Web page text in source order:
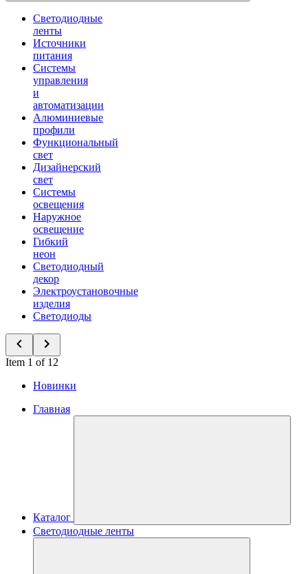
Светодиодные
ленты
Источники
питания
Системы
управления
и
автоматизации
Алюминиевые
профили
Функциональный
свет
Дизайнерский
свет
Системы
освещения
Наружное
освещение
Гибкий
неон
Светодиодный
декор
Электроустановочные
изделия
Светодиоды
Item 1 of 12
Новинки
Главная
Каталог
Светодиодные ленты